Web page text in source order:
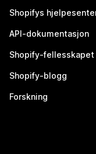
Shopifys
API-dokumentasjon
Shopify-fellesskapet
Shopify-blogg
Forskning